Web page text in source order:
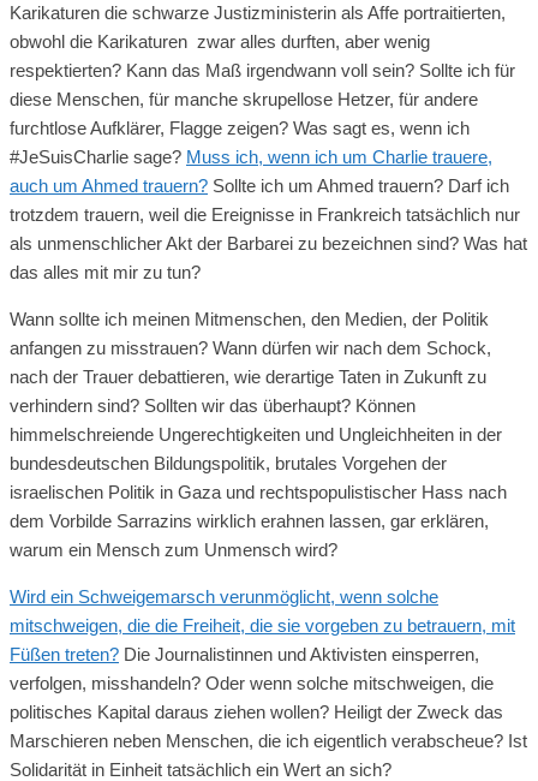
Karikaturen die schwarze Justizministerin als Affe portraitierten,
obwohl die Karikaturen zwar alles durften, aber wenig
respektierten? Kann das Maß irgendwann voll sein? Sollte ich für
diese Menschen, für manche skrupellose Hetzer, für andere
furchtlose Aufklärer, Flagge zeigen? Was sagt es, wenn ich
#JeSuisCharlie sage? Muss ich, wenn ich um Charlie trauere,
auch um Ahmed trauern? Sollte ich um Ahmed trauern? Darf ich
trotzdem trauern, weil die Ereignisse in Frankreich tatsächlich nur
als unmenschlicher Akt der Barbarei zu bezeichnen sind? Was hat
das alles mit mir zu tun?
Wann sollte ich meinen Mitmenschen, den Medien, der Politik
anfangen zu misstrauen? Wann dürfen wir nach dem Schock,
nach der Trauer debattieren, wie derartige Taten in Zukunft zu
verhindern sind? Sollten wir das überhaupt? Können
himmelschreiende Ungerechtigkeiten und Ungleichheiten in der
bundesdeutschen Bildungspolitik, brutales Vorgehen der
israelischen Politik in Gaza und rechtspopulistischer Hass nach
dem Vorbilde Sarrazins wirklich erahnen lassen, gar erklären,
warum ein Mensch zum Unmensch wird?
Wird ein Schweigemarsch verunmöglicht, wenn solche
mitschweigen, die die Freiheit, die sie vorgeben zu betrauern, mit
Füßen treten? Die Journalistinnen und Aktivisten einsperren,
verfolgen, misshandeln? Oder wenn solche mitschweigen, die
politisches Kapital daraus ziehen wollen? Heiligt der Zweck das
Marschieren neben Menschen, die ich eigentlich verabscheue? Ist
Solidarität in Einheit tatsächlich ein Wert an sich?